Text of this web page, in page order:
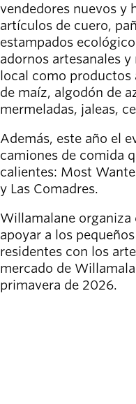
vendedores nuevos y
artículos de cuero,
estampados
adornos artesanales
local como
de maíz, algodón de
mermeladas, jaleas,
Además, este año el
camiones de comida
calientes: Most
y Las Comadres.
Willamalane organiza
apoyar a los
residentes con los
mercado de
primavera de 2026.